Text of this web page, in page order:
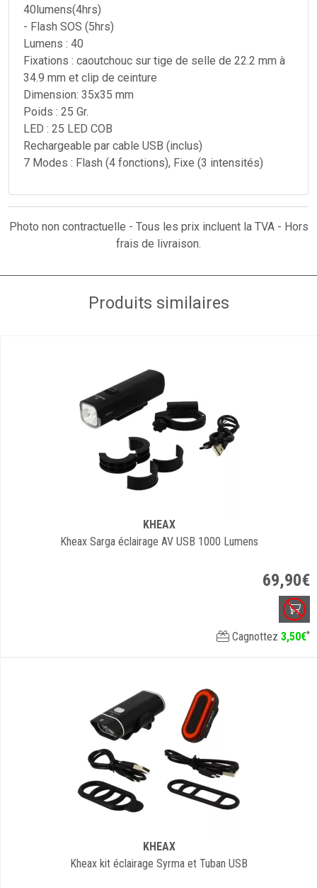
40lumens(4hrs)
- Flash SOS (5hrs)
Lumens : 40
Fixations : caoutchouc sur tige de selle de 22.2 mm à
34.9 mm et clip de ceinture
Dimension: 35x35 mm
Poids : 25 Gr.
LED : 25 LED COB
Rechargeable par cable USB (inclus)
7 Modes : Flash (4 fonctions), Fixe (3 intensités)
Photo non contractuelle - Tous les prix incluent la TVA - Hors
frais de livraison.
Produits similaires
KHEAX
Kheax Sarga éclairage AV USB 1000 Lumens
69,90€
Cagnottez 3,50€*
KHEAX
Kheax kit éclairage Syrma et Tuban USB